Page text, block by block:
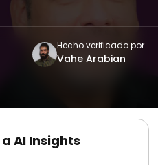
Hecho verificado por
Vahe Arabian
AI Insights